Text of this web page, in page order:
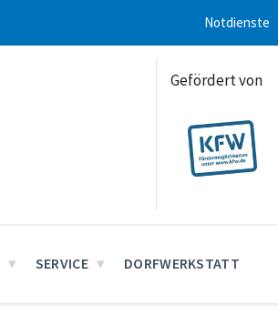
Notdienste
Gefördert von
SERVICE DORFWERKSTATT